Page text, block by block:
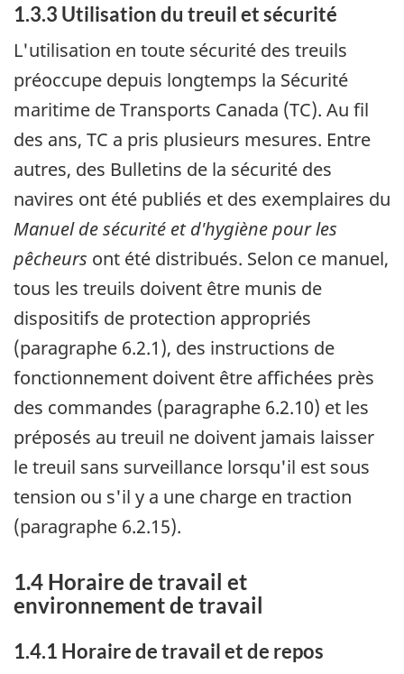
1.3.3 Utilisation du treuil et sécurité
L'utilisation en toute sécurité des treuils
préoccupe depuis longtemps la Sécurité
maritime de Transports Canada (TC). Au fil
des ans, TC a pris plusieurs mesures. Entre
autres, des Bulletins de la sécurité des
navires ont été publiés et des exemplaires du
Manuel de sécurité et d'hygiène pour les
pêcheurs ont été distribués. Selon ce manuel,
tous les treuils doivent être munis de
dispositifs de protection appropriés
(paragraphe 6.2.1), des instructions de
fonctionnement doivent être affichées près
des commandes (paragraphe 6.2.10) et les
préposés au treuil ne doivent jamais laisser
le treuil sans surveillance lorsqu'il est sous
tension ou s'il y a une charge en traction
(paragraphe 6.2.15).
1.4 Horaire de travail et
environnement de travail
1.4.1 Horaire de travail et de repos